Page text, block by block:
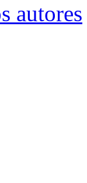
autores